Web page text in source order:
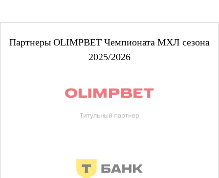
Партнеры OLIMPBET Чемпионата МХЛ сезона
2025/2026